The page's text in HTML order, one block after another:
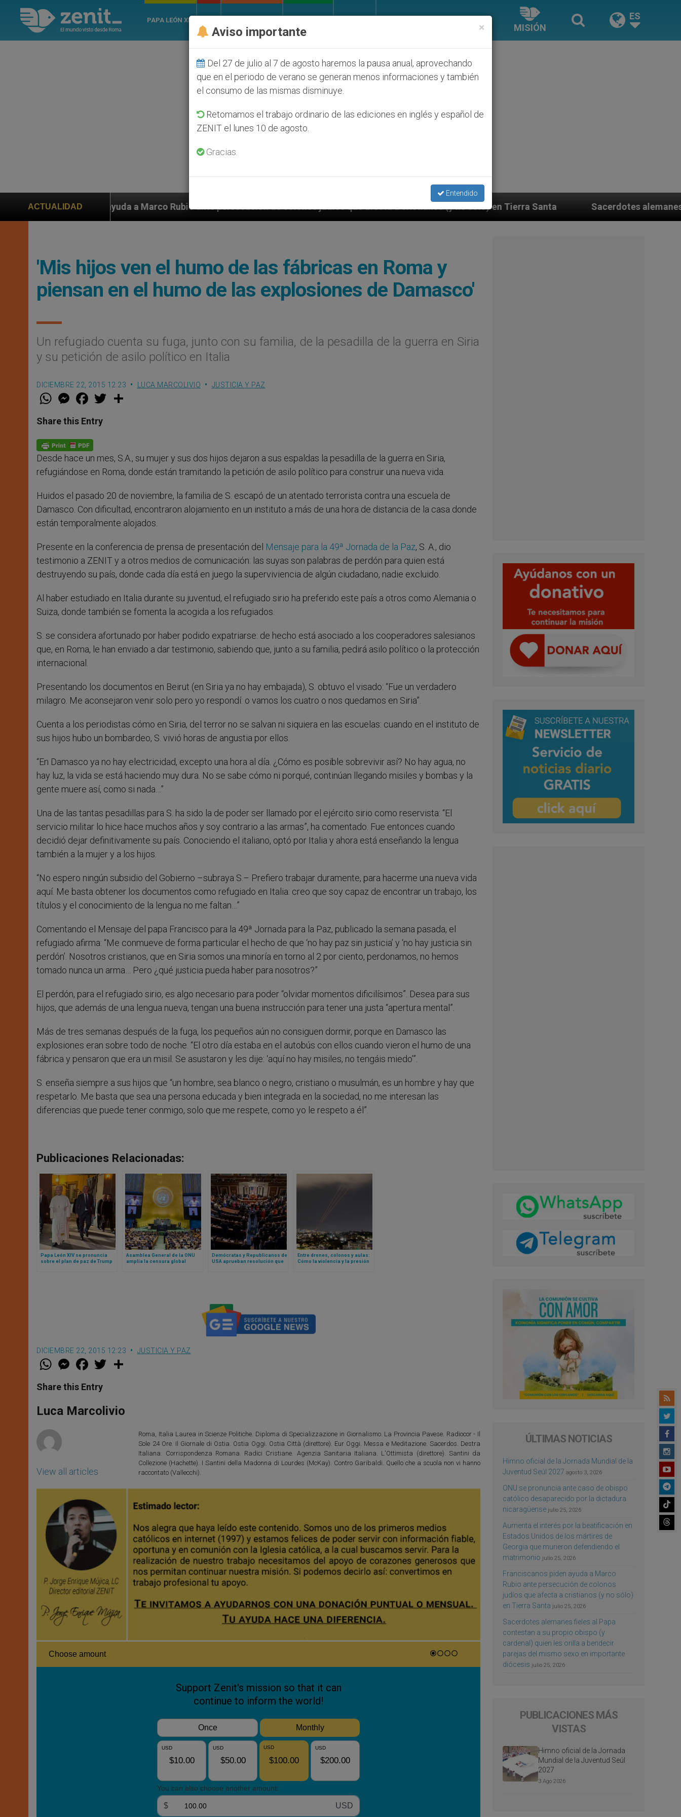
PAPA LEÓN XIV
MISIÓN
ES
ACTUALIDAD
ayuda a Marco Rubio ante persecución de colonos judíos que afecta a cristianos (y no sólo) en Tierra Santa Sacerdotes alemanes fieles al Papa
'Mis hijos ven el humo de las fábricas en Roma y
piensan en el humo de las explosiones de Damasco'
Un refugiado cuenta su fuga, junto con su familia, de la pesadilla de la guerra en Siria
y su petición de asilo político en Italia
DICIEMBRE 22, 2015 12:23 LUCA MARCOLIVIO JUSTICIA Y PAZ
W
t
s
p
p
M
e
s
e
g
e
r
F
a
e
b
o
k
w
Share this Entry
Desde hace un mes, S.A., su mujer y sus dos hijos dejaron a sus espaldas la pesadilla de la guerra en Siria,
refugiándose en Roma, donde están tramitando la petición de asilo político para construir una nueva vida.
Huidos el pasado 20 de noviembre, la familia de S. escapó de un atentado terrorista contra una escuela de
Damasco. Con dificultad, encontraron alojamiento en un instituto a más de una hora de distancia de la casa donde
están temporalmente alojados.
Presente en la conferencia de prensa de presentación del Mensaje para la 49ª Jornada de la Paz, S. A., dio
testimonio a ZENIT y a otros medios de comunicación: las suyas son palabras de perdón para quien está
destruyendo su país, donde cada día está en juego la superviviencia de algún ciudadano, nadie excluido.
Al haber estudiado en Italia durante su juventud, el refugiado sirio ha preferido este país a otros como Alemania o
Suiza, donde también se fomenta la acogida a los refugiados.
S. se considera afortunado por haber podido expatriarse: de hecho está asociado a los cooperadores salesianos
que, en Roma, le han enviado a dar testimonio, sabiendo que, junto a su familia, pedirá asilo político o la protección
internacional.
Presentando los documentos en Beirut (en Siria ya no hay embajada), S. obtuvo el visado: “Fue un verdadero
milagro. Me aconsejaron venir solo pero yo respondí: o vamos los cuatro o nos quedamos en Siria”.
Cuenta a los periodistas cómo en Siria, del terror no se salvan ni siquiera en las escuelas: cuando en el instituto de
sus hijos hubo un bombardeo, S. vivió horas de angustia por ellos.
“En Damasco ya no hay electricidad, excepto una hora al día. ¿Cómo es posible sobrevivir así? No hay agua, no
hay luz, la vida se está haciendo muy dura. No se sabe cómo ni porqué, continúan llegando misiles y bombas y la
gente muere así, como si nada…”
Una de las tantas pesadillas para S. ha sido la de poder ser llamado por el ejército sirio como reservista: “El
servicio militar lo hice hace muchos años y soy contrario a las armas”, ha comentado. Fue entonces cuando
decidió dejar definitivamente su país. Conociendo el italiano, optó por Italia y ahora está enseñando la lengua
también a la mujer y a los hijos.
“No espero ningún subsidio del Gobierno –subraya S.– Prefiero trabajar duramente, para hacerme una nueva vida
aquí. Me basta obtener los documentos como refugiado en Italia: creo que soy capaz de encontrar un trabajo, los
títulos y el conocimiento de la lengua no me faltan…”
Comentando el Mensaje del papa Francisco para la 49ª Jornada para la Paz, publicado la semana pasada, el
refugiado afirma: “Me conmueve de forma particular el hecho de que ‘no hay paz sin justicia’ y ‘no hay justicia sin
perdón’. Nosotros cristianos, que en Siria somos una minoría en torno al 2 por ciento, perdonamos, no hemos
tomado nunca un arma… Pero ¿qué justicia pueda haber para nosotros?”
El perdón, para el refugiado sirio, es algo necesario para poder “olvidar momentos dificilísimos”. Desea para sus
hijos, que además de una lengua nueva, tengan una buena instrucción para tener una justa “apertura mental”.
Más de tres semanas después de la fuga, los pequeños aún no consiguen dormir, porque en Damasco las
explosiones eran sobre todo de noche. “El otro día estaba en el autobús con ellos cuando vieron el humo de una
fábrica y pensaron que era un misil. Se asustaron y les dije: ‘aquí no hay misiles, no tengáis miedo’”.
S. enseña siempre a sus hijos que “un hombre, sea blanco o negro, cristiano o musulmán, es un hombre y hay que
respetarlo. Me basta que sea una persona educada y bien integrada en la sociedad, no me interesan las
diferencias que puede tener conmigo, solo que me respete, como yo le respeto a él”.
Publicaciones Relacionadas:
Papa León XIV se pronuncia
sobre el plan de paz de Trump
Asamblea General de la ONU
amplía la censura global
Demócratas y Republicanos de
USA aprueban resolución que
Entre drones, colonos y aulas:
Cómo la violencia y la presión
DICIEMBRE 22, 2015 12:23 JUSTICIA Y PAZ
W
t
s
p
p
M
e
s
e
g
e
F
a
e
b
o
k
w
r
Share this Entry
Luca Marcolivio
View all articles
Roma, Italia Laurea in Scienze Politiche. Diploma di Specializzazione in Giornalismo. La Provincia Pavese. Radiocor - Il
Sole 24 Ore. Il Giornale di Ostia. Ostia Oggi. Ostia Città (direttore). Eur Oggi. Messa e Meditazione. Sacerdos. Destra
Italiana. Corrispondenza Romana. Radici Cristiane. Agenzia Sanitaria Italiana. L'Ottimista (direttore). Santini da
Collezione (Hachette). I Santini della Madonna di Lourdes (McKay). Contro Garibaldi. Quello che a scuola non vi hanno
raccontato (Vallecchi).
ÚLTIMAS NOTICIAS
Himno oficial de la Jornada Mundial de la
Juventud Seúl 2027 agosto 3, 2026
ONU se pronuncia ante caso de obispo
católico desaparecido por la dictadura
nicaragüense julio 25, 2026
Aumenta el interés por la beatificación en
Estados Unidos de los mártires de
Georgia que murieron defendiendo el
matrimonio julio 25, 2026
Franciscanos piden ayuda a Marco
Rubio ante persecución de colonos
judíos que afecta a cristianos (y no sólo)
en Tierra Santa julio 25, 2026
Sacerdotes alemanes fieles al Papa
contestan a su propio obispo (y
cardenal) quien les orilla a bendecir
parejas del mismo sexo en importante
diócesis julio 25, 2026
PUBLICACIONES MÁS
VISTAS
Himno oficial de la Jornada
Mundial de la Juventud Seúl
2027
3 Ago 2026
×
Aviso importante
Del 27 de julio al 7 de agosto haremos la pausa anual, aprovechando
que en el periodo de verano se generan menos informaciones y también
el consumo de las mismas disminuye.
Retomamos el trabajo ordinario de las ediciones en inglés y español de
ZENIT el lunes 10 de agosto.
Gracias.
Entendido